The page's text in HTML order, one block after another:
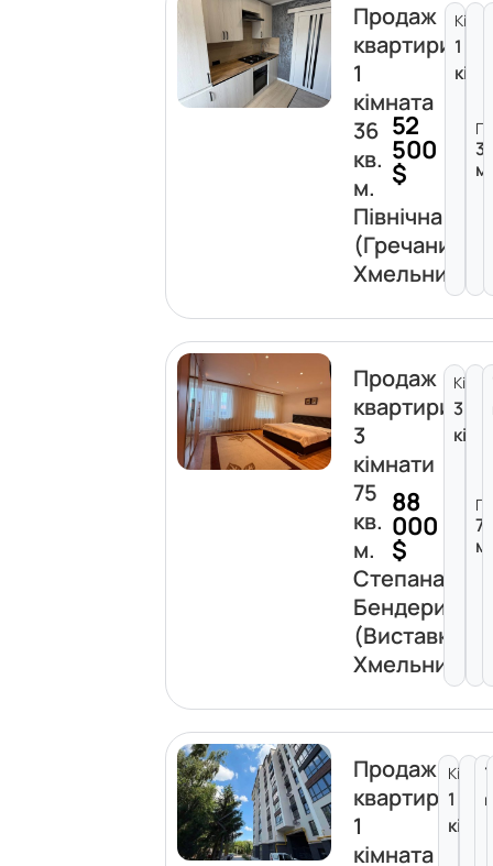
Продаж
квартири
1
кімната
36
кв.
м.
Північна
(Гречани)
52
500
$
1
36
м²
Продаж
квартири
3
кімнати
75
кв.
м.
Степана
Бендери
(Виставка)
88
000
$
3
75
м²
Продаж
квартири
1
кімната
1